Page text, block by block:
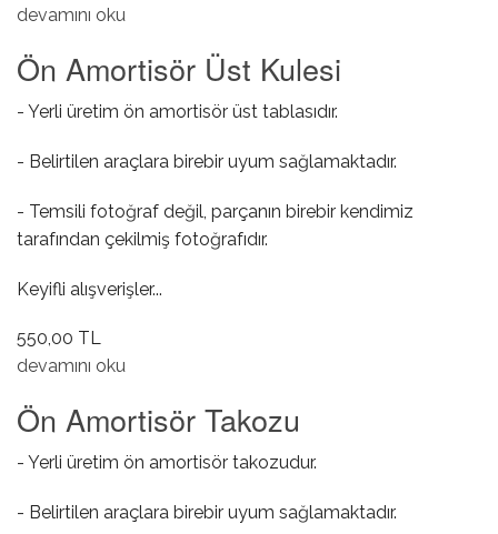
Ön Amortisör hakkında
devamını oku
Ön Amortisör Üst Kulesi
- Yerli üretim ön amortisör üst tablasıdır.
- Belirtilen araçlara birebir uyum sağlamaktadır.
- Temsili fotoğraf değil, parçanın birebir kendimiz
tarafından çekilmiş fotoğrafıdır.
Keyifli alışverişler...
550,00 TL
Ön Amortisör Üst Kulesi hakkında
devamını oku
Ön Amortisör Takozu
- Yerli üretim ön amortisör takozudur.
- Belirtilen araçlara birebir uyum sağlamaktadır.